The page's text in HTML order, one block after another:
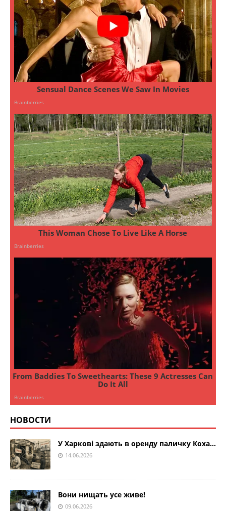
НОВОСТИ
У Харкові здають в оренду паличку Коха…
14.06.2026
Вони нищать усе живе!
09.06.2026